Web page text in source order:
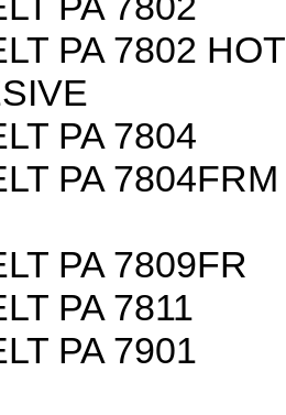
PA 7802 HOT
PA 7804
PA 7804FRM
PA 7809FR
PA 7811
PA 7901